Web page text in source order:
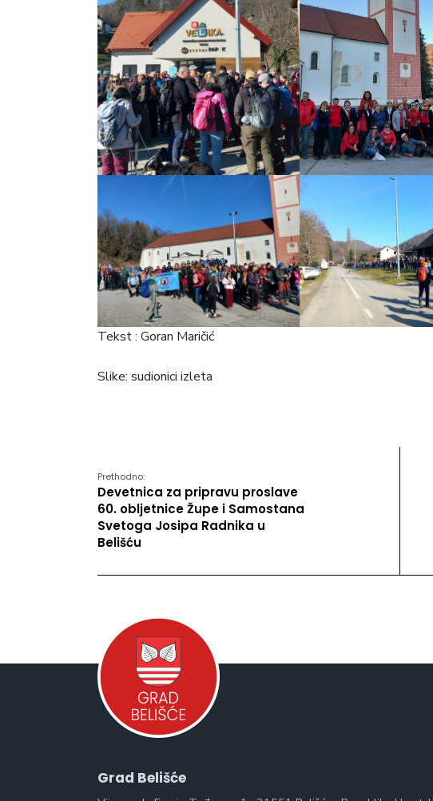
Tekst : Goran Maričić
Slike: sudionici izleta
Prethodno:
Devetnica za pripravu proslave
60. obljetnice Župe i Samostana
Svetoga Josipa Radnika u
Belišću
Grad Belišće